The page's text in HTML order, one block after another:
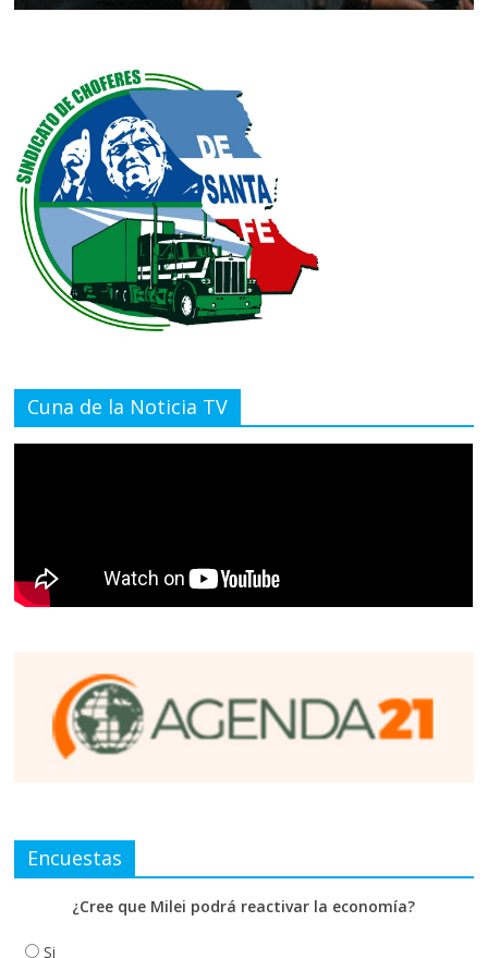
Cuna de la Noticia TV
Encuestas
¿Cree que Milei podrá reactivar la economía?
Si